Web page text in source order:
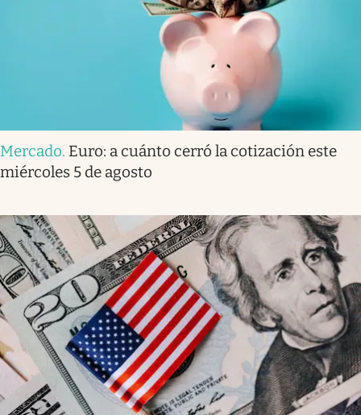
Mercado. Euro: a cuánto cerró la cotización este
miércoles 5 de agosto